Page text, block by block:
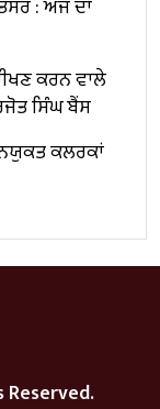
: ਅੱਜ ਦਾ
ਕਰਨ ਵਾਲੇ
ਸਿੰਘ ਬੈਂਸ
ਕਲਰਕਾਂ
Reserved.